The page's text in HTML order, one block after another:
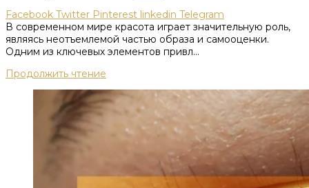
Facebook Twitter Pinterest linkedin Telegram
В современном мире красота играет значительную роль,
являясь неотъемлемой частью образа и самооценки.
Одним из ключевых элементов привл...
Продолжить чтение